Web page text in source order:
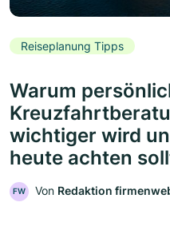
Reiseplanung Tipps
Warum
wichtiger wird
heute achten
FW Von Redaktion